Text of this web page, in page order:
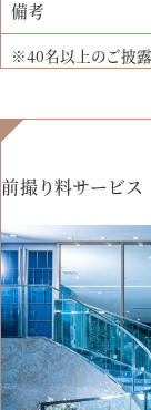
備考
※40名以上のご披
前撮り料サービス